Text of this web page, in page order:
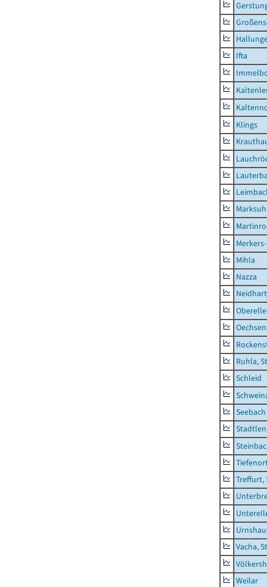
Ifta
Klings
Mihla
Nazza
Oechsen
Ruhla,
Schleid
Seebach
Treffurt,
Vacha,
Weilar